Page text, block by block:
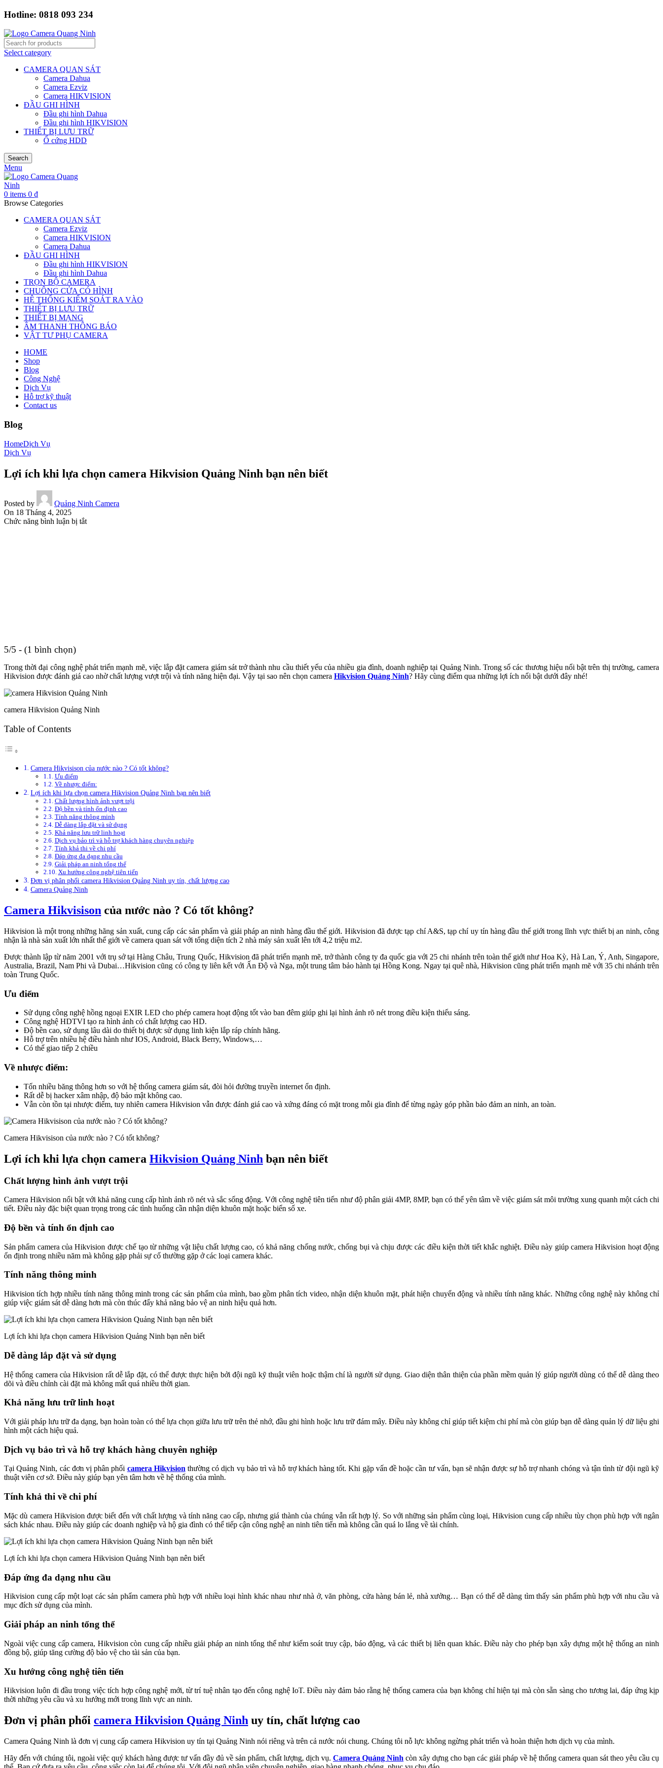
Hotline: 0818 093 234
Select category
CAMERA QUAN SÁT
Camera Dahua
Camera Ezviz
Camera HIKVISION
ĐẦU GHI HÌNH
Đầu ghi hình Dahua
Đầu ghi hình HIKVISION
THIẾT BỊ LƯU TRỮ
Ổ cứng HDD
Search
Menu
0 items 0 ₫
Browse Categories
CAMERA QUAN SÁT
Camera Ezviz
Camera HIKVISION
Camera Dahua
ĐẦU GHI HÌNH
Đầu ghi hình HIKVISION
Đầu ghi hình Dahua
TRỌN BỘ CAMERA
CHUÔNG CỬA CÓ HÌNH
HỆ THỐNG KIỂM SOÁT RA VÀO
THIẾT BỊ LƯU TRỮ
THIẾT BỊ MẠNG
ÂM THANH THÔNG BÁO
VẬT TƯ PHỤ CAMERA
HOME
Shop
Blog
Công Nghệ
Dịch Vụ
Hỗ trợ kỹ thuật
Contact us
Blog
HomeDịch Vụ
Dịch Vụ
Lợi ích khi lựa chọn camera Hikvision Quảng Ninh bạn nên biết
Posted by
Quảng Ninh Camera
On 18 Tháng 4, 2025
Chức năng bình luận bị tắtở
5/5 - (1 bình chọn)
Trong thời đại công nghệ phát triển mạnh mẽ, việc lắp đặt camera giám sát trở thành nhu cầu thiết yếu của nhiều gia đình, doanh nghiệp tại Quảng Ninh. Trong số các thương hiệu nổi bật trên thị trường, camera
Hikvision được đánh giá cao nhờ chất lượng vượt trội và tính năng hiện đại. Vậy tại sao nên chọn camera Hikvision Quảng Ninh? Hãy cùng điểm qua những lợi ích nổi bật dưới đây nhé!
camera Hikvision Quảng Ninh
Table of Contents
Camera Hikvisison của nước nào ? Có tốt không?
Ưu điểm
Về nhược điểm:
Lợi ích khi lựa chọn camera Hikvision Quảng Ninh bạn nên biết
Chất lượng hình ảnh vượt trội
Độ bền và tính ổn định cao
Tính năng thông minh
Dễ dàng lắp đặt và sử dụng
Khả năng lưu trữ linh hoạt
Dịch vụ bảo trì và hỗ trợ khách hàng chuyên nghiệp
Tính khả thi về chi phí
Đáp ứng đa dạng nhu cầu
Giải pháp an ninh tổng thể
Xu hướng công nghệ tiên tiến
Đơn vị phân phối camera Hikvision Quảng Ninh uy tín, chất lượng cao
Camera Quảng Ninh
Camera Hikvisison của nước nào ? Có tốt không?
Hikvision là một trong những hãng sản xuất, cung cấp các sản phẩm và giải pháp an ninh hàng đầu thế giới. Hikvision đã được tạp chí A&S, tạp chí uy tín hàng đầu thế giới trong lĩnh vực thiết bị an ninh, công
nhận là nhà sản xuất lớn nhất thế giới về camera quan sát với tổng diện tích 2 nhà máy sản xuất lên tới 4,2 triệu m2.
Được thành lập từ năm 2001 với trụ sở tại Hàng Châu, Trung Quốc, Hikvision đã phát triển mạnh mẽ, trở thành công ty đa quốc gia với 25 chi nhánh trên toàn thế giới như Hoa Kỳ, Hà Lan, Ý, Anh, Singapore,
Australia, Brazil, Nam Phi và Dubai…Hikvision cũng có công ty liên kết với Ấn Độ và Nga, một trung tâm bảo hành tại Hồng Kong. Ngay tại quê nhà, Hikvision cũng phát triển mạnh mẽ với 35 chi nhánh trên
toàn Trung Quốc.
Ưu điểm
Sử dụng công nghệ hồng ngoại EXIR LED cho phép camera hoạt động tốt vào ban đêm giúp ghi lại hình ảnh rõ nét trong điều kiện thiếu sáng.
Công nghệ HDTVI tạo ra hình ảnh có chất lượng cao HD.
Độ bền cao, sử dụng lâu dài do thiết bị được sử dụng linh kiện lắp ráp chính hãng.
Hỗ trợ trên nhiều hệ điều hành như IOS, Android, Black Berry, Windows,…
Có thể giao tiếp 2 chiều
Về nhược điểm:
Tốn nhiều băng thông hơn so với hệ thống camera giám sát, đòi hỏi đường truyền internet ổn định.
Rất dễ bị hacker xâm nhập, độ bảo mật không cao.
Vẫn còn tồn tại nhược điểm, tuy nhiên camera Hikvision vẫn được đánh giá cao và xứng đáng có mặt trong mỗi gia đình để từng ngày góp phần bảo đảm an ninh, an toàn.
Camera Hikvisison của nước nào ? Có tốt không?
Lợi ích khi lựa chọn camera Hikvision Quảng Ninh bạn nên biết
Chất lượng hình ảnh vượt trội
Camera Hikvision nổi bật với khả năng cung cấp hình ảnh rõ nét và sắc sống động. Với công nghệ tiên tiến như độ phân giải 4MP, 8MP, bạn có thể yên tâm về việc giám sát môi trường xung quanh một cách chi
tiết. Điều này đặc biệt quan trọng trong các tình huống cần nhận diện khuôn mặt hoặc biển số xe.
Độ bền và tính ổn định cao
Sản phẩm camera của Hikvision được chế tạo từ những vật liệu chất lượng cao, có khả năng chống nước, chống bụi và chịu được các điều kiện thời tiết khắc nghiệt. Điều này giúp camera Hikvision hoạt động
ổn định trong nhiều năm mà không gặp phải sự cố thường gặp ở các loại camera khác.
Tính năng thông minh
Hikvision tích hợp nhiều tính năng thông minh trong các sản phẩm của mình, bao gồm phân tích video, nhận diện khuôn mặt, phát hiện chuyển động và nhiều tính năng khác. Những công nghệ này không chỉ
giúp việc giám sát dễ dàng hơn mà còn thúc đẩy khả năng bảo vệ an ninh hiệu quả hơn.
Lợi ích khi lựa chọn camera Hikvision Quảng Ninh bạn nên biết
Dễ dàng lắp đặt và sử dụng
Hệ thống camera của Hikvision rất dễ lắp đặt, có thể được thực hiện bởi đội ngũ kỹ thuật viên hoặc thậm chí là người sử dụng. Giao diện thân thiện của phần mềm quản lý giúp người dùng có thể dễ dàng theo
dõi và điều chỉnh cài đặt mà không mất quá nhiều thời gian.
Khả năng lưu trữ linh hoạt
Với giải pháp lưu trữ đa dạng, bạn hoàn toàn có thể lựa chọn giữa lưu trữ trên thẻ nhớ, đầu ghi hình hoặc lưu trữ đám mây. Điều này không chỉ giúp tiết kiệm chi phí mà còn giúp bạn dễ dàng quản lý dữ liệu ghi
hình một cách hiệu quả.
Dịch vụ bảo trì và hỗ trợ khách hàng chuyên nghiệp
Tại Quảng Ninh, các đơn vị phân phối camera Hikvisionthường có dịch vụ bảo trì và hỗ trợ khách hàng tốt. Khi gặp vấn đề hoặc cần tư vấn, bạn sẽ nhận được sự hỗ trợ nhanh chóng và tận tình từ đội ngũ kỹ
thuật viên cơ sở. Điều này giúp bạn yên tâm hơn về hệ thống của mình.
Tính khả thi về chi phí
Mặc dù camera Hikvision được biết đến với chất lượng và tính năng cao cấp, nhưng giá thành của chúng vẫn rất hợp lý. So với những sản phẩm cùng loại, Hikvision cung cấp nhiều tùy chọn phù hợp với ngân
sách khác nhau. Điều này giúp các doanh nghiệp và hộ gia đình có thể tiếp cận công nghệ an ninh tiên tiến mà không cần quá lo lắng về tài chính.
Lợi ích khi lựa chọn camera Hikvision Quảng Ninh bạn nên biết
Đáp ứng đa dạng nhu cầu
Hikvision cung cấp một loạt các sản phẩm camera phù hợp với nhiều loại hình khác nhau như nhà ở, văn phòng, cửa hàng bán lẻ, nhà xưởng… Bạn có thể dễ dàng tìm thấy sản phẩm phù hợp với nhu cầu và
mục đích sử dụng của mình.
Giải pháp an ninh tổng thể
Ngoài việc cung cấp camera, Hikvision còn cung cấp nhiều giải pháp an ninh tổng thể như kiểm soát truy cập, báo động, và các thiết bị liên quan khác. Điều này cho phép bạn xây dựng một hệ thống an ninh
đồng bộ, giúp tăng cường độ bảo vệ cho tài sản của bạn.
Xu hướng công nghệ tiên tiến
Hikvision luôn đi đầu trong việc tích hợp công nghệ mới, từ trí tuệ nhân tạo đến công nghệ IoT. Điều này đảm bảo rằng hệ thống camera của bạn không chỉ hiện tại mà còn sẵn sàng cho tương lai, đáp ứng kịp
thời những yêu cầu và xu hướng mới trong lĩnh vực an ninh.
Đơn vị phân phối camera Hikvision Quảng Ninh uy tín, chất lượng cao
Camera Quảng Ninh là đơn vị cung cấp camera Hikvision uy tín tại Quảng Ninh nói riêng và trên cả nước nói chung. Chúng tôi nỗ lực không ngừng phát triển và hoàn thiện hơn dịch vụ của mình.
Hãy đến với chúng tôi, ngoài việc quý khách hàng được tư vấn đầy đủ về sản phẩm, chất lượng, dịch vụ. Camera Quảng Ninh còn xây dựng cho bạn các giải pháp về hệ thống camera quan sát theo yêu cầu cụ